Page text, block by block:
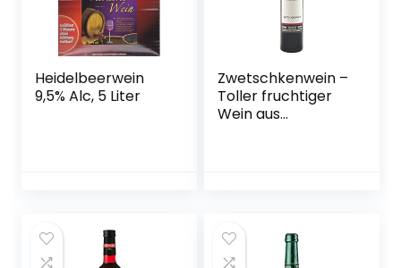
Heidelbeerwein
9,5% Alc, 5 Liter
Zwetschkenwein –
Toller fruchtiger
Wein aus